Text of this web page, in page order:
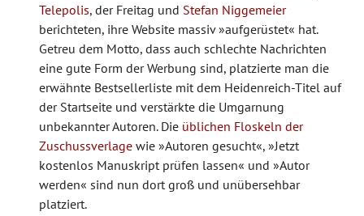
Telepolis, der Freitag und Stefan Niggemeier
berichteten, ihre Website massiv »aufgerüstet« hat.
Getreu dem Motto, dass auch schlechte Nachrichten
eine gute Form der Werbung sind, platzierte man die
erwähnte Bestsellerliste mit dem Heidenreich-Titel auf
der Startseite und verstärkte die Umgarnung
unbekannter Autoren. Die üblichen Floskeln der
Zuschussverlage wie »Autoren gesucht«, »Jetzt
kostenlos Manuskript prüfen lassen« und »Autor
werden« sind nun dort groß und unübersehbar
platziert.